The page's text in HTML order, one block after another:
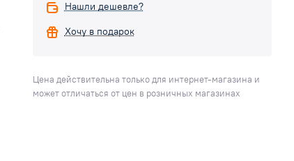
Нашли дешевле?
Хочу в подарок
Цена действительна только для интернет-магазина и
может отличаться от цен в розничных магазинах